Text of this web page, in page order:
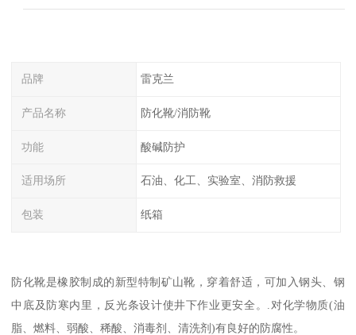
品牌 雷克兰
产品名称 防化靴/消防靴
功能 酸碱防护
适用场所 石油、化工、实验室、消防救援
包装 纸箱
防化靴是橡胶制成的新型特制矿山靴，穿着舒适，可加入钢头、钢
中底及防寒内里，反光条设计使井下作业更安全。.对化学物质(油
脂、燃料、弱酸、稀酸、消毒剂、清洗剂)有良好的防腐性。